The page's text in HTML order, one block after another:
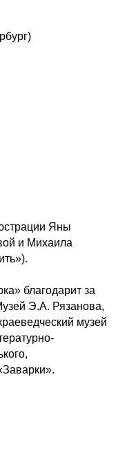
Яны
и Михаила
благодарит за
Э.А. Рязанова,
музей